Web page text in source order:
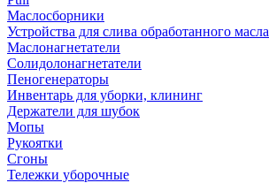
Маслосборники
Устройства для слива обработанного масла
Маслонагнетатели
Солидолонагнетатели
Пеногенераторы
Инвентарь для уборки, клининг
Держатели для шубок
Мопы
Рукоятки
Сгоны
Тележки уборочные